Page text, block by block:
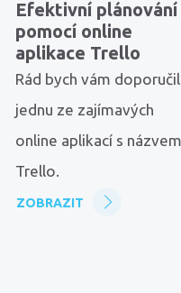
Efektivní plánování
pomocí online
aplikace Trello
Rád bych vám doporučil
jednu ze zajímavých
online aplikací s názvem
Trello.
ZOBRAZIT